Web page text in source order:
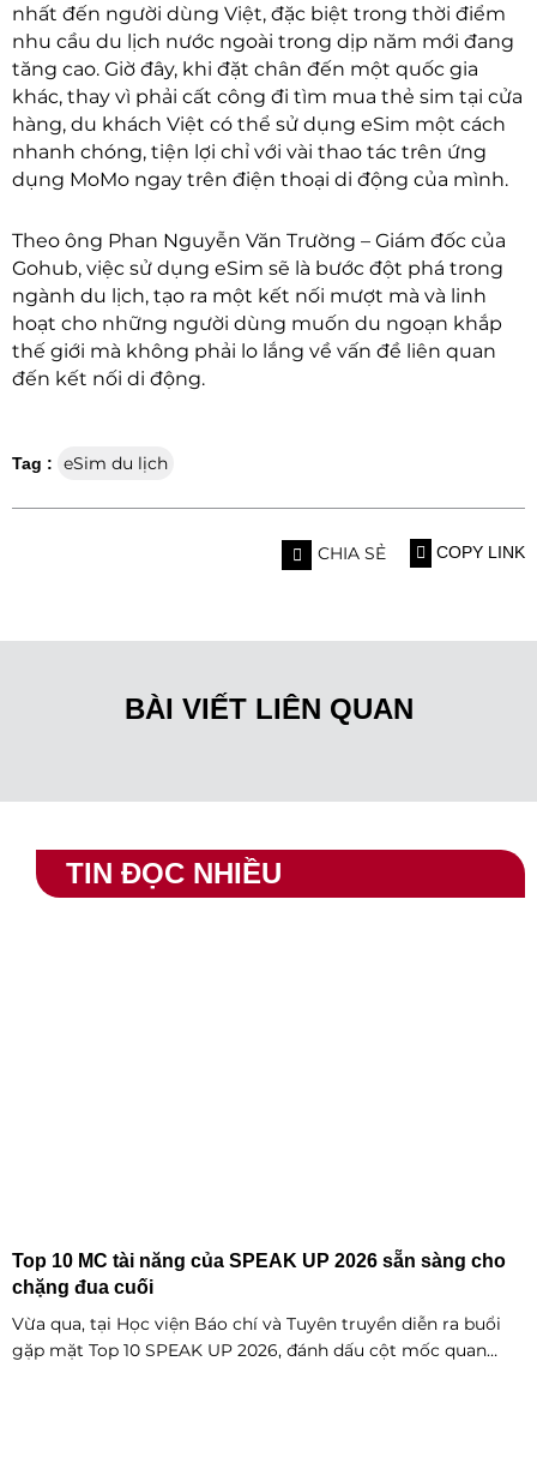
nhất đến người dùng Việt, đặc biệt trong thời điểm
nhu cầu du lịch nước ngoài trong dịp năm mới đang
tăng cao. Giờ đây, khi đặt chân đến một quốc gia
khác, thay vì phải cất công đi tìm mua thẻ sim tại cửa
hàng, du khách Việt có thể sử dụng eSim một cách
nhanh chóng, tiện lợi chỉ với vài thao tác trên ứng
dụng MoMo ngay trên điện thoại di động của mình.
Theo ông Phan Nguyễn Văn Trường – Giám đốc của
Gohub, việc sử dụng eSim sẽ là bước đột phá trong
ngành du lịch, tạo ra một kết nối mượt mà và linh
hoạt cho những người dùng muốn du ngoạn khắp
thế giới mà không phải lo lắng về vấn đề liên quan
đến kết nối di động.
Tag : eSim du lịch
CHIA SẺ COPY LINK
BÀI VIẾT LIÊN QUAN
TIN ĐỌC NHIỀU
Top 10 MC tài năng của SPEAK UP 2026 sẵn sàng cho
chặng đua cuối
Vừa qua, tại Học viện Báo chí và Tuyên truyền diễn ra buổi
gặp mặt Top 10 SPEAK UP 2026, đánh dấu cột mốc quan